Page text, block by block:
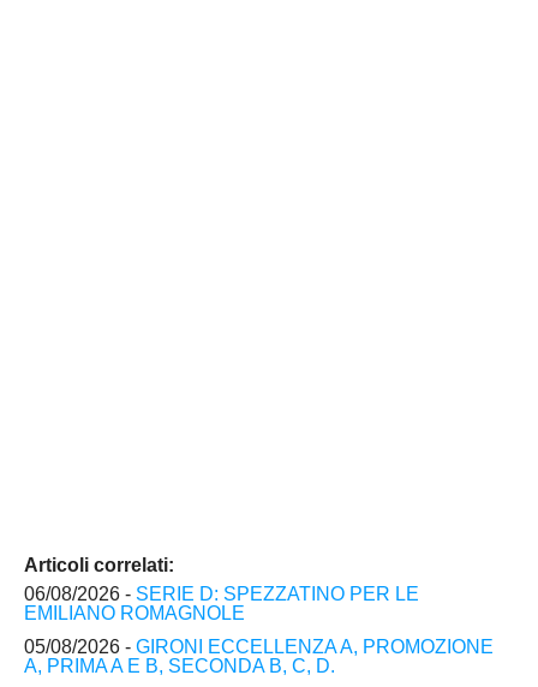
Articoli correlati:
06/08/2026 - SERIE D: SPEZZATINO PER LE
EMILIANO ROMAGNOLE
05/08/2026 - GIRONI ECCELLENZA A, PROMOZIONE
A, PRIMA A E B, SECONDA B, C, D.